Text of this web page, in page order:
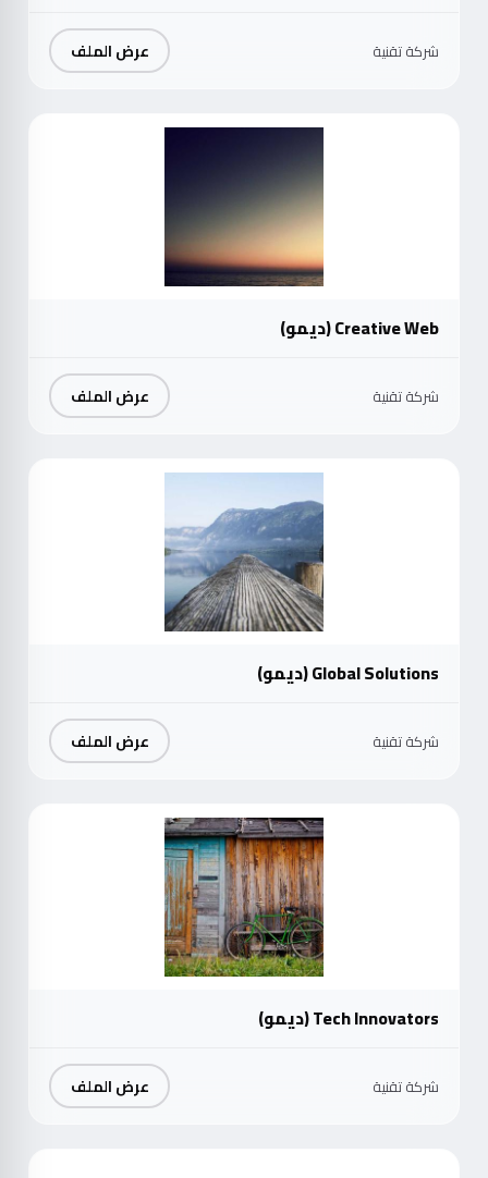
شركة تقنية عرض الملف
Creative Web (ديمو)
شركة تقنية عرض الملف
Global Solutions (ديمو)
شركة تقنية عرض الملف
Tech Innovators (ديمو)
شركة تقنية عرض الملف